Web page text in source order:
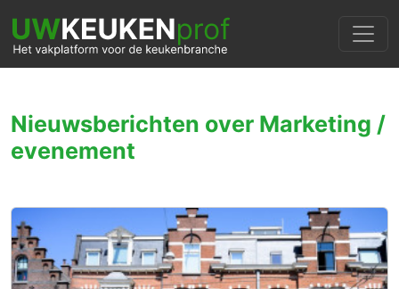
Nieuwsberichten over Marketing /
evenement